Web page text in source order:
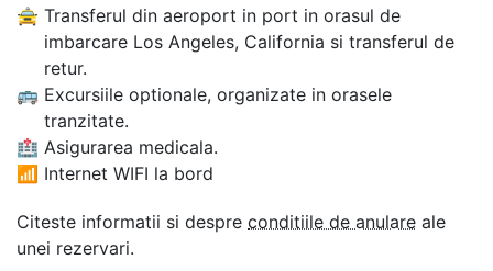
🚖 Transferul din aeroport in port in orasul de
imbarcare Los Angeles, California si transferul de
retur.
🚌 Excursiile optionale, organizate in orasele
tranzitate.
🏥 Asigurarea medicala.
📶 Internet WIFI la bord
Citeste informatii si despre conditiile de anulare ale
unei rezervari.